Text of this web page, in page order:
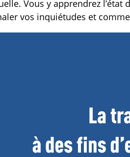
Vous y apprendrez l’état
vos inquiétudes et